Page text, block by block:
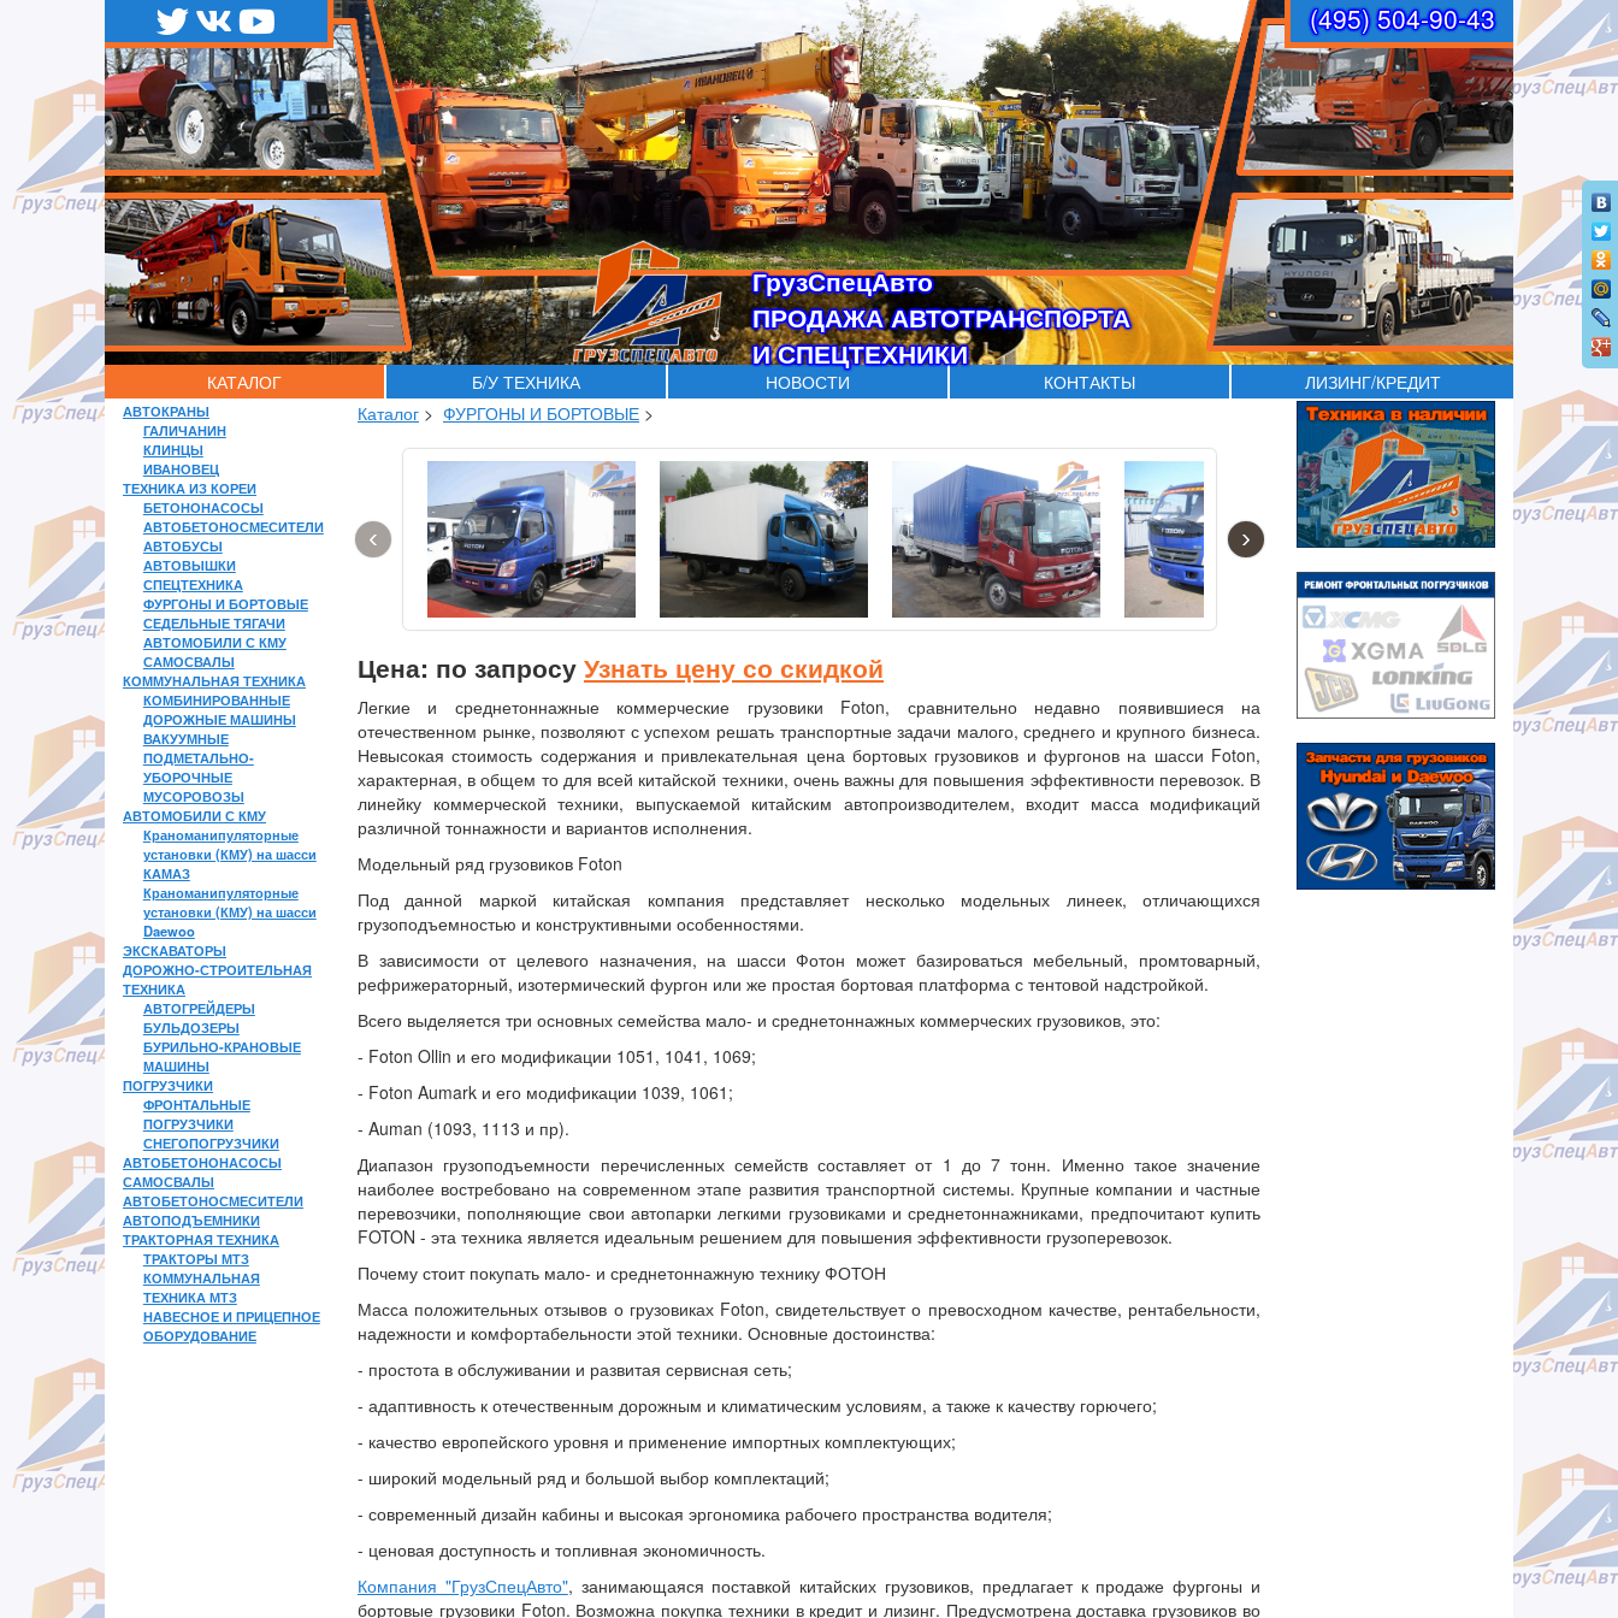
ГрузСпецАвто
ПРОДАЖА АВТОТРАНСПОРТА
И СПЕЦТЕХНИКИ
(495) 504-90-43
КАТАЛОГ Б/У ТЕХНИКА НОВОСТИ КОНТАКТЫ ЛИЗИНГ/КРЕДИТ
АВТОКРАНЫ
ГАЛИЧАНИН
КЛИНЦЫ
ИВАНОВЕЦ
ТЕХНИКА ИЗ КОРЕИ
БЕТОНОНАСОСЫ
АВТОБЕТОНОСМЕСИТЕЛИ
АВТОБУСЫ
АВТОВЫШКИ
СПЕЦТЕХНИКА
ФУРГОНЫ И БОРТОВЫЕ
СЕДЕЛЬНЫЕ ТЯГАЧИ
АВТОМОБИЛИ С КМУ
САМОСВАЛЫ
КОММУНАЛЬНАЯ ТЕХНИКА
КОМБИНИРОВАННЫЕ
ДОРОЖНЫЕ МАШИНЫ
ВАКУУМНЫЕ
ПОДМЕТАЛЬНО-
УБОРОЧНЫЕ
МУСОРОВОЗЫ
АВТОМОБИЛИ С КМУ
Краноманипуляторные
установки (КМУ) на шасси
КАМАЗ
Краноманипуляторные
установки (КМУ) на шасси
Daewoo
ЭКСКАВАТОРЫ
ДОРОЖНО-СТРОИТЕЛЬНАЯ
ТЕХНИКА
АВТОГРЕЙДЕРЫ
БУЛЬДОЗЕРЫ
БУРИЛЬНО-КРАНОВЫЕ
МАШИНЫ
ПОГРУЗЧИКИ
ФРОНТАЛЬНЫЕ
ПОГРУЗЧИКИ
СНЕГОПОГРУЗЧИКИ
АВТОБЕТОНОНАСОСЫ
САМОСВАЛЫ
АВТОБЕТОНОСМЕСИТЕЛИ
АВТОПОДЪЕМНИКИ
ТРАКТОРНАЯ ТЕХНИКА
ТРАКТОРЫ МТЗ
КОММУНАЛЬНАЯ
ТЕХНИКА МТЗ
НАВЕСНОЕ И ПРИЦЕПНОЕ
ОБОРУДОВАНИЕ
Каталог > ФУРГОНЫ И БОРТОВЫЕ >
‹ ›
Цена: по запросу Узнать цену со скидкой
Легкие и среднетоннажные коммерческие грузовики Foton, сравнительно недавно появившиеся на
отечественном рынке, позволяют с успехом решать транспортные задачи малого, среднего и крупного бизнеса.
Невысокая стоимость содержания и привлекательная цена бортовых грузовиков и фургонов на шасси Foton,
характерная, в общем то для всей китайской техники, очень важны для повышения эффективности перевозок. В
линейку коммерческой техники, выпускаемой китайским автопроизводителем, входит масса модификаций
различной тоннажности и вариантов исполнения.
Модельный ряд грузовиков Foton
Под данной маркой китайская компания представляет несколько модельных линеек, отличающихся
грузоподъемностью и конструктивными особенностями.
В зависимости от целевого назначения, на шасси Фотон может базироваться мебельный, промтоварный,
рефрижераторный, изотермический фургон или же простая бортовая платформа с тентовой надстройкой.
Всего выделяется три основных семейства мало- и среднетоннажных коммерческих грузовиков, это:
- Foton Ollin и его модификации 1051, 1041, 1069;
- Foton Aumark и его модификации 1039, 1061;
- Auman (1093, 1113 и пр).
Диапазон грузоподъемности перечисленных семейств составляет от 1 до 7 тонн. Именно такое значение
наиболее востребовано на современном этапе развития транспортной системы. Крупные компании и частные
перевозчики, пополняющие свои автопарки легкими грузовиками и среднетоннажниками, предпочитают купить
FOTON - эта техника является идеальным решением для повышения эффективности грузоперевозок.
Почему стоит покупать мало- и среднетоннажную технику ФОТОН
Масса положительных отзывов о грузовиках Foton, свидетельствует о превосходном качестве, рентабельности,
надежности и комфортабельности этой техники. Основные достоинства:
- простота в обслуживании и развитая сервисная сеть;
- адаптивность к отечественным дорожным и климатическим условиям, а также к качеству горючего;
- качество европейского уровня и применение импортных комплектующих;
- широкий модельный ряд и большой выбор комплектаций;
- современный дизайн кабины и высокая эргономика рабочего пространства водителя;
- ценовая доступность и топливная экономичность.
Компания "ГрузСпецАвто", занимающаяся поставкой китайских грузовиков, предлагает к продаже фургоны и
бортовые грузовики Foton. Возможна покупка техники в кредит и лизинг. Предусмотрена доставка грузовиков во